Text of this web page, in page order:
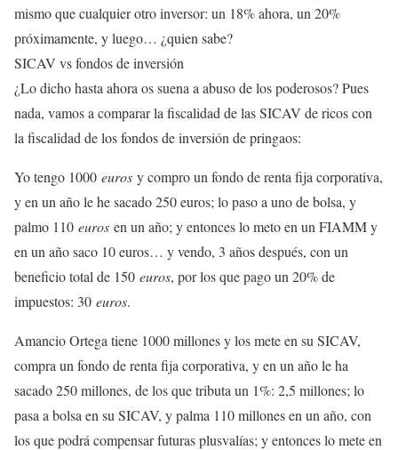
mismo que cualquier otro inversor: un 18% ahora, un 20%
próximamente, y luego… ¿quien sabe?
SICAV vs fondos de inversión
¿Lo dicho hasta ahora os suena a abuso de los poderosos? Pues
nada, vamos a comparar la fiscalidad de las SICAV de ricos con
la fiscalidad de los fondos de inversión de pringaos:
Yo tengo 1000 euros y compro un fondo de renta fija corporativa,
y en un año le he sacado 250 euros; lo paso a uno de bolsa, y
palmo 110 euros en un año; y entonces lo meto en un FIAMM y
en un año saco 10 euros… y vendo, 3 años después, con un
beneficio total de 150 euros, por los que pago un 20% de
impuestos: 30 euros.
Amancio Ortega tiene 1000 millones y los mete en su SICAV,
compra un fondo de renta fija corporativa, y en un año le ha
sacado 250 millones, de los que tributa un 1%: 2,5 millones; lo
pasa a bolsa en su SICAV, y palma 110 millones en un año, con
los que podrá compensar futuras plusvalías; y entonces lo mete en